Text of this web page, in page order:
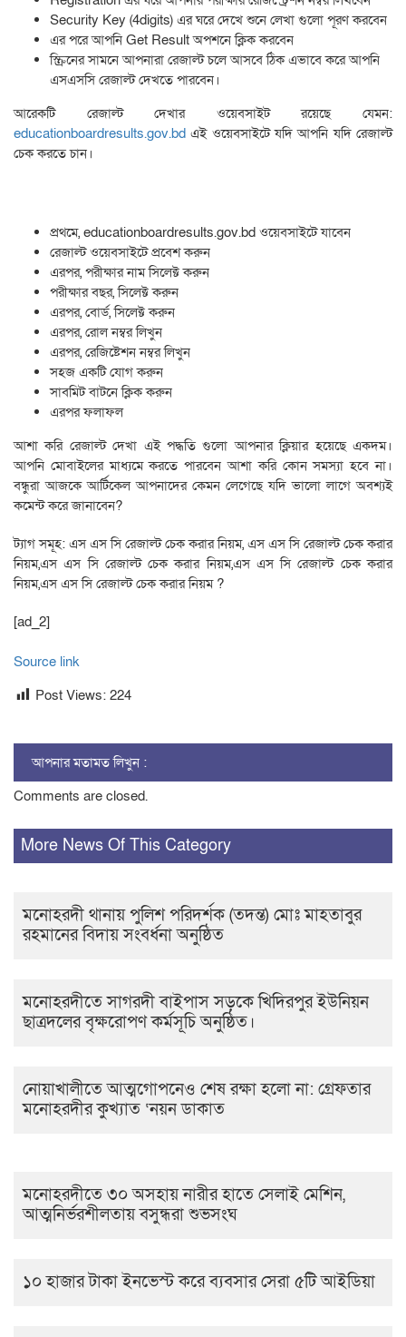
Security Key (4digits) এর ঘরে দেখে শুনে লেখা গুলো পূরণ করবেন
এর পরে আপনি Get Result অপশনে ক্লিক করবেন
স্ক্রিনের সামনে আপনারা রেজাল্ট চলে আসবে ঠিক এভাবে করে আপনি
এসএসসি রেজাল্ট দেখতে পারবেন।
আরেকটি রেজাল্ট দেখার ওয়েবসাইট রয়েছে যেমন:
educationboardresults.gov.bd এই ওয়েবসাইটে যদি আপনি যদি রেজাল্ট
চেক করতে চান।
প্রথমে, educationboardresults.gov.bd ওয়েবসাইটে যাবেন
রেজাল্ট ওয়েবসাইটে প্রবেশ করুন
এরপর, পরীক্ষার নাম সিলেক্ট করুন
পরীক্ষার বছর, সিলেক্ট করুন
এরপর, বোর্ড, সিলেক্ট করুন
এরপর, রোল নম্বর লিখুন
এরপর, রেজিষ্টেশন নম্বর লিখুন
সহজ একটি যোগ করুন
সাবমিট বাটনে ক্লিক করুন
এরপর ফলাফল
আশা করি রেজাল্ট দেখা এই পদ্ধতি গুলো আপনার ক্লিয়ার হয়েছে একদম।
আপনি মোবাইলের মাধ্যমে করতে পারবেন আশা করি কোন সমস্যা হবে না।
বন্ধুরা আজকে আর্টিকেল আপনাদের কেমন লেগেছে যদি ভালো লাগে অবশ্যই
কমেন্ট করে জানাবেন?
ট্যাগ সমূহ: এস এস সি রেজাল্ট চেক করার নিয়ম, এস এস সি রেজাল্ট চেক করার
নিয়ম,এস এস সি রেজাল্ট চেক করার নিয়ম,এস এস সি রেজাল্ট চেক করার
নিয়ম,এস এস সি রেজাল্ট চেক করার নিয়ম ?
[ad_2]
Source link
Post Views: 224
আপনার মতামত লিখুন :
Comments are closed.
More News Of This Category
মনোহরদী থানায় পুলিশ পরিদর্শক (তদন্ত) মোঃ মাহতাবুর
রহমানের বিদায় সংবর্ধনা অনুষ্ঠিত
মনোহরদীতে সাগরদী বাইপাস সড়কে খিদিরপুর ইউনিয়ন
ছাত্রদলের বৃক্ষরোপণ কর্মসূচি অনুষ্ঠিত।
নোয়াখালীতে আত্মগোপনেও শেষ রক্ষা হলো না: গ্রেফতার
মনোহরদীর কুখ্যাত ‘নয়ন ডাকাত
মনোহরদীতে ৩০ অসহায় নারীর হাতে সেলাই মেশিন,
আত্মনির্ভরশীলতায় বসুন্ধরা শুভসংঘ
১০ হাজার টাকা ইনভেস্ট করে ব্যবসার সেরা ৫টি আইডিয়া